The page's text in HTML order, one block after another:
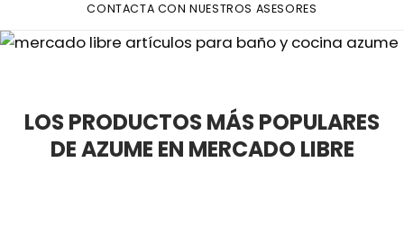
CONTACTA CON NUESTROS ASESORES
LOS PRODUCTOS MÁS POPULARES
DE AZUME EN MERCADO LIBRE